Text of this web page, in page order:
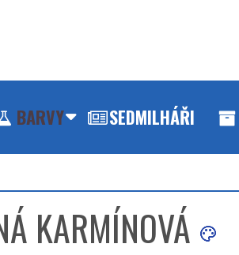
BARVY SEDMILHÁŘI
KARMÍNOVÁ